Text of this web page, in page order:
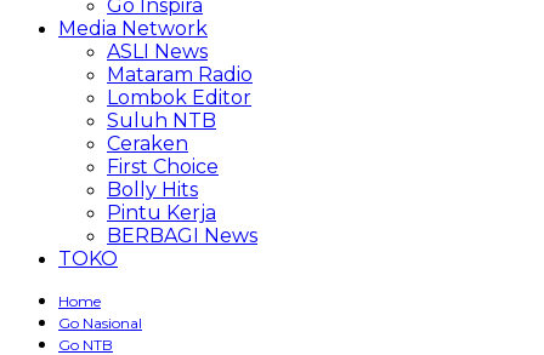
Go Inspira
Media Network
ASLI News
Mataram Radio
Lombok Editor
Suluh NTB
Ceraken
First Choice
Bolly Hits
Pintu Kerja
BERBAGI News
TOKO
Home
Go Nasional
Go NTB